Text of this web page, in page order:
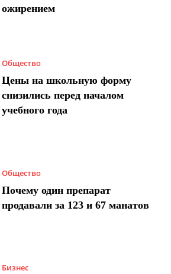
ожирением
Общество
Цены на школьную форму
снизились перед началом
учебного года
Общество
Почему один препарат
продавали за 123 и 67 манатов
Бизнес